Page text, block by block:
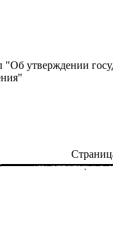
утверждении